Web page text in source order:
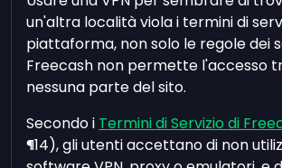
un'altra località viola i termini di
piattaforma, non solo le regole dei
Freecash non permette l'accesso
nessuna parte del sito.
Secondo i Termini di Servizio di
¶14), gli utenti accettano di non